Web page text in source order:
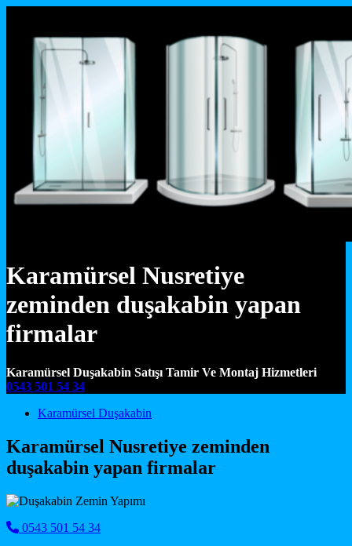
Karamürsel Nusretiye
zeminden duşakabin yapan
firmalar
Karamürsel Duşakabin Satışı Tamir Ve Montaj Hizmetleri
0543 501 54 34
Main Navigation
Karamürsel Duşakabin
Karamürsel Nusretiye zeminden
duşakabin yapan firmalar
0543 501 54 34